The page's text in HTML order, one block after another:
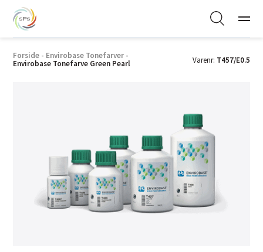
Forside - Envirobase Tonefarver -
Envirobase Tonefarve Green Pearl
Varenr: T457/E0.5